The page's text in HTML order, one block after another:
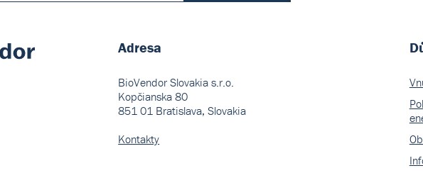
Adresa
BioVendor Slovakia s.r.o.
Kopčianska 80
851 01 Bratislava, Slovakia
Kontakty